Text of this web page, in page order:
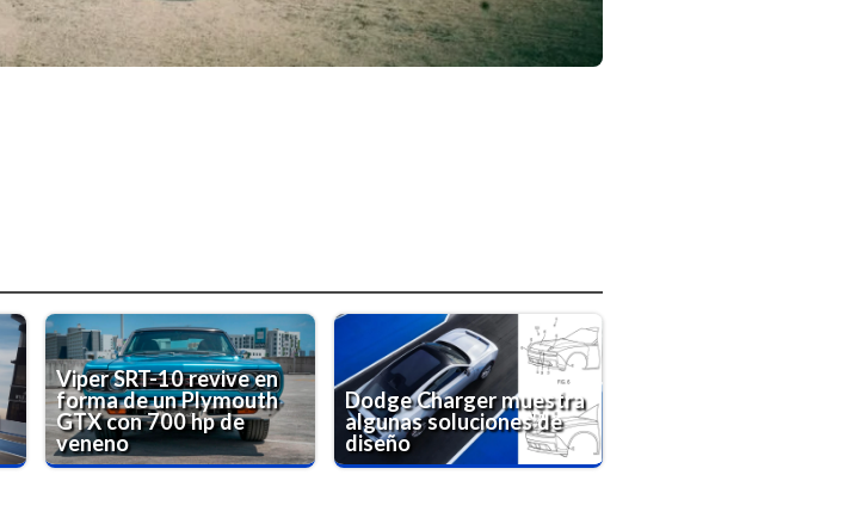
Viper SRT-10 revive en
forma de un Plymouth
GTX con 700 hp de
veneno
Dodge Charger muestra
algunas soluciones de
diseño